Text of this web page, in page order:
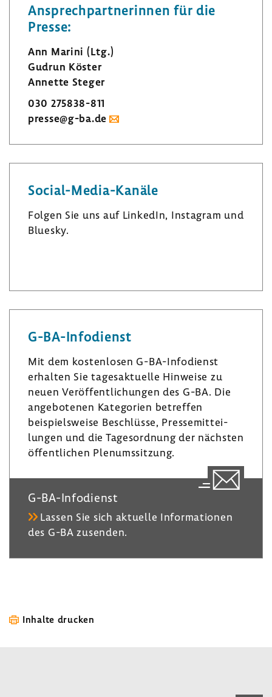
Ansprech­part­ne­rinnen für die
Presse:
Ann Marini (Ltg.)
Gudrun Köster
Annette Steger
030 275838-​811
presse@g-ba.de
Social-​Media-Kanäle
Folgen Sie uns auf LinkedIn, Insta­gram und
Bluesky.
n
k
d
n
s
t
­
r
a
m
u
e
k
G-​BA-Infodienst
Mit dem kosten­losen G-​BA-Infodienst
erhalten Sie tages­ak­tu­elle Hinweise zu
neuen Veröf­fent­li­chungen des G-BA. Die
ange­bo­tenen Kate­go­rien betreffen
beispiels­weise Beschlüsse, Pres­se­mit­tei­
lungen und die Tages­ord­nung der nächsten
öffent­li­chen Plenumssit­zung.
G-​BA-Infodienst
Lassen Sie sich aktu­elle Infor­ma­tionen
des G-BA zusenden.
Inhalte drucken